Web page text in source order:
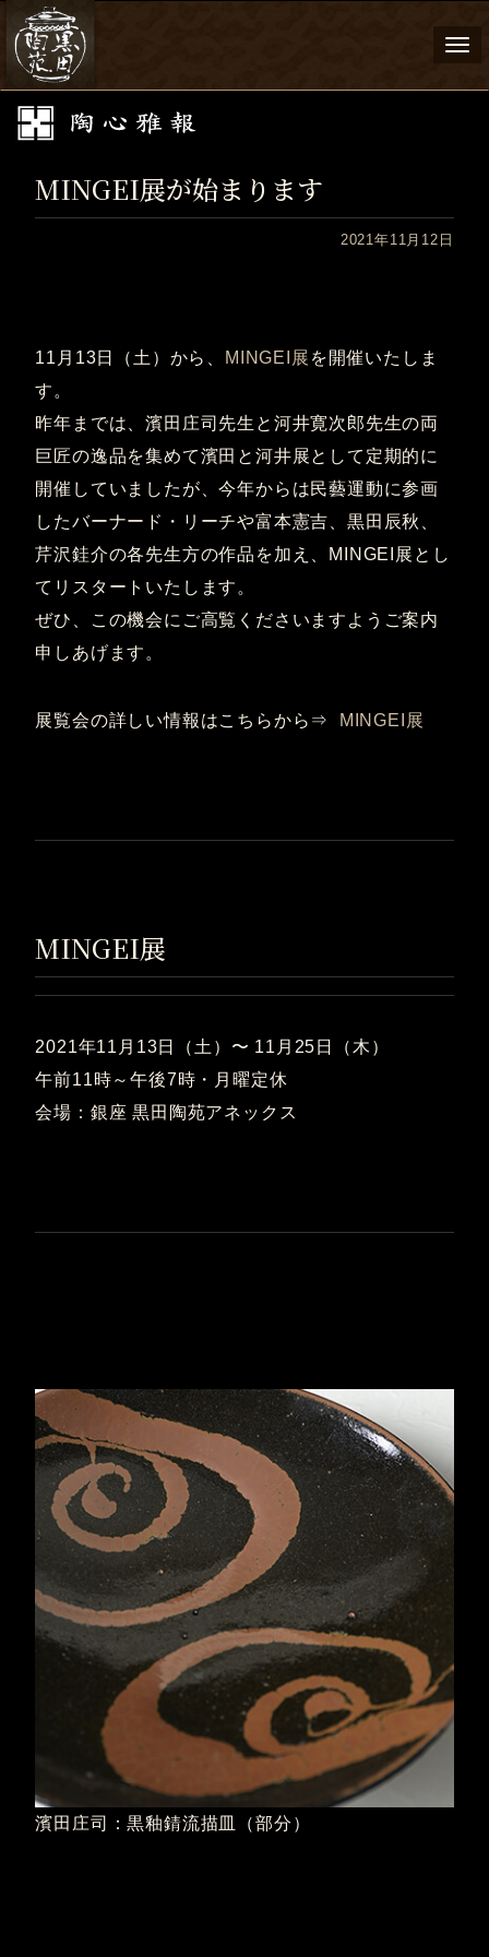
MINGEI展が始まります
2021年11月12日
11月13日（土）から、 MINGEI展 を開催いたしま
す。
昨年までは、濱田庄司先生と河井寛次郎先生の両
巨匠の逸品を集めて濱田と河井展として定期的に
開催していましたが、今年からは民藝運動に参画
したバーナード・リーチや富本憲吉、黒田辰秋、
芹沢銈介の各先生方の作品を加え、MINGEI展とし
てリスタートいたします。
ぜひ、この機会にご高覧くださいますようご案内
申しあげます。
展覧会の詳しい情報はこちらから⇒ MINGEI展
MINGEI展
2021年11月13日（土）〜 11月25日（木）
午前11時～午後7時・月曜定休
会場：銀座 黒田陶苑アネックス
濱田庄司：黒釉錆流描皿（部分）